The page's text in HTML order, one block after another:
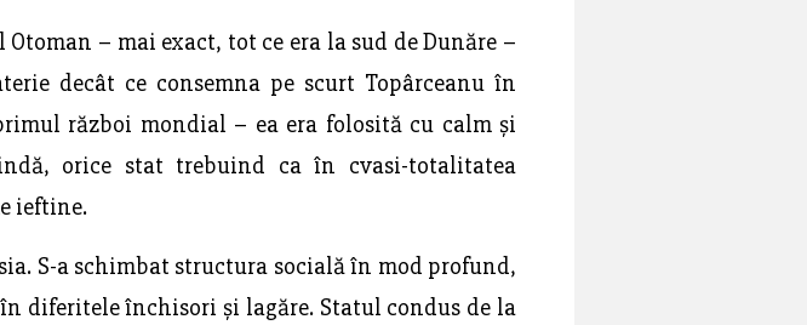
– mai exact, tot ce era la sud de Dunăre –
decât ce consemna pe scurt Topârceanu în
război mondial – ea era folosită cu calm și
orice stat trebuind ca în cvasi-totalitatea
ieftine.
S-a schimbat structura socială în mod profund,
diferitele închisori și lagăre. Statul condus de la